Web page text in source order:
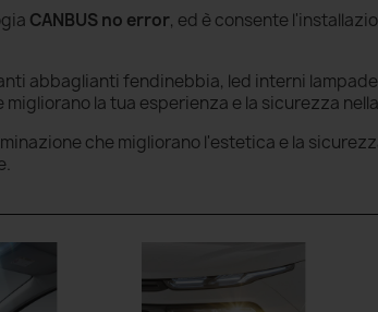
CANBUS no error, ed è consente
abbaglianti fendinebbia, led interni
la tua esperienza e la sicurezza
che migliorano l'estetica e la